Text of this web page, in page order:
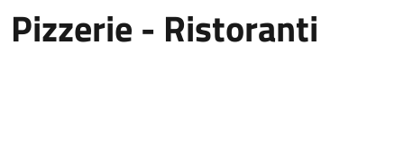
Pizzerie - Ristoranti